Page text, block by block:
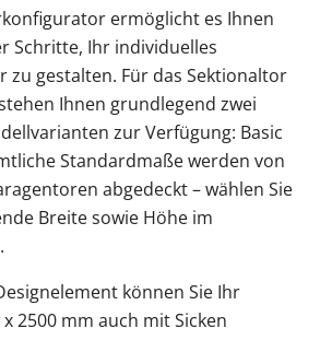
ermöglicht es Ihnen
Schritte, Ihr individuelles
zu gestalten. Für das Sektionaltor
Ihnen grundlegend zwei
zur Verfügung: Basic
Standardmaße werden von
abgedeckt – wählen Sie
Breite sowie Höhe im
können Sie Ihr
2500 mm auch mit Sicken